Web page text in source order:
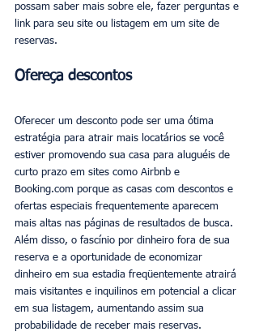
possam saber mais sobre ele, fazer perguntas e
link para seu site ou listagem em um site de
reservas.
Ofereça descontos
Oferecer um desconto pode ser uma ótima
estratégia para atrair mais locatários se você
estiver promovendo sua casa para aluguéis de
curto prazo em sites como Airbnb e
Booking.com porque as casas com descontos e
ofertas especiais frequentemente aparecem
mais altas nas páginas de resultados de busca.
Além disso, o fascínio por dinheiro fora de sua
reserva e a oportunidade de economizar
dinheiro em sua estadia freqüentemente atrairá
mais visitantes e inquilinos em potencial a clicar
em sua listagem, aumentando assim sua
probabilidade de receber mais reservas.